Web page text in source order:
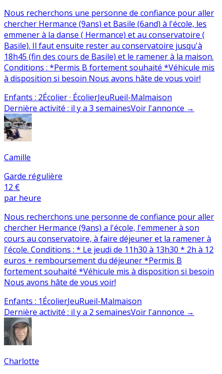
Nous recherchons une personne de confiance pour aller
chercher Hermance (9ans) et Basile (6and) à l'école, les
emmener à la danse ( Hermance) et au conservatoire (
Basile). Il faut ensuite rester au conservatoire jusqu'à
18h45 (fin des cours de Basile) et le ramener à la maison.
Conditions : *Permis B fortement souhaité *Véhicule mis
à disposition si besoin Nous avons hâte de vous voir!
Enfants : 2Écolier · ÉcolierJeuRueil-Malmaison
Dernière activité : il y a 3 semainesVoir l'annonce →
Camille
Garde régulière
12 €
par heure
Nous recherchons une personne de confiance pour aller
chercher Hermance (9ans) a l'école, l'emmener à son
cours au conservatoire, à faire déjeuner et la ramener à
l'école. Conditions : * Le jeudi de 11h30 à 13h30 * 2h à 12
euros + remboursement du déjeuner *Permis B
fortement souhaité *Véhicule mis à disposition si besoin
Nous avons hâte de vous voir!
Enfants : 1ÉcolierJeuRueil-Malmaison
Dernière activité : il y a 2 semainesVoir l'annonce →
Charlotte